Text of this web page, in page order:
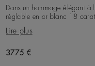
Dans un hommage élégant
réglable en or blanc 18
diamants sertis clos et pavé,
Lire plus
3775 €